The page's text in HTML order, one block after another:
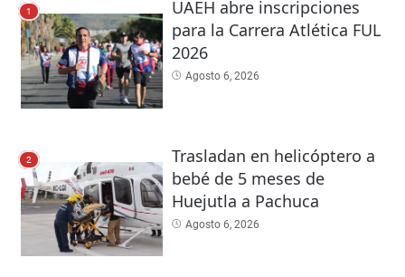
1
UAEH abre inscripciones
para la Carrera Atlética FUL
2026
Agosto 6, 2026
2
Trasladan en helicóptero a
bebé de 5 meses de
Huejutla a Pachuca
Agosto 6, 2026